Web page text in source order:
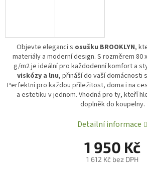
1 950 Kč
1 612 Kč bez DPH
Objevte eleganci s osušku BROOKLYN,
materiály a moderní design. S rozměrem 80
g/m2 je ideální pro každodenní komfort a
viskózy a lnu, přináší do vaší domácnosti
Perfektní pro každou příležitost, doma i na
a estetiku v jednom. Vhodná pro ty, kteří
doplněk do koupelny.
Detailní informace